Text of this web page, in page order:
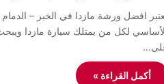
افضل ورشة مازدا في الخبر –
لكل من يمتلك سيارة مازدا
أكمل القراءة »